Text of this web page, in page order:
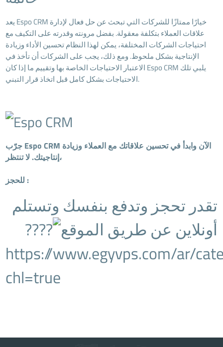
يعد Espo CRM خيارًا ممتازًا للشركات التي تبحث عن حل فعال لإدارة
علاقات العملاء بتكلفة معقولة. بفضل مرونته وقدرته على التكيف مع
احتياجات الشركات المختلفة، يمكن لهذا النظام تحسين الأداء وزيادة
الإنتاجية بشكل ملحوظ. ومع ذلك، يجب على الشركات أن تأخذ في
الاعتبار الاحتياجات الخاصة بها وتقييم ما إذا كان Espo CRM يلبي تلك
الاحتياجات بشكل كامل قبل اتخاذ قرار التبني.
جرّب Espo CRM الآن وابدأ في تحسين علاقاتك مع العملاء وزيادة
إنتاجيتك. لا تنتظر،
للحجز :
تقدر تحجز وتدفع بنفسك وتستلم
أونلاين عن طريق الموقع
https://www.egyvps.com/ar/
chl=true